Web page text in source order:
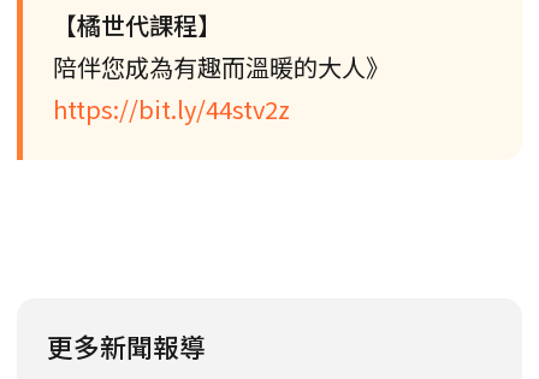
【橘世代課程】
陪伴您成為有趣而溫暖的大人》
https://bit.ly/44stv2z
更多新聞報導